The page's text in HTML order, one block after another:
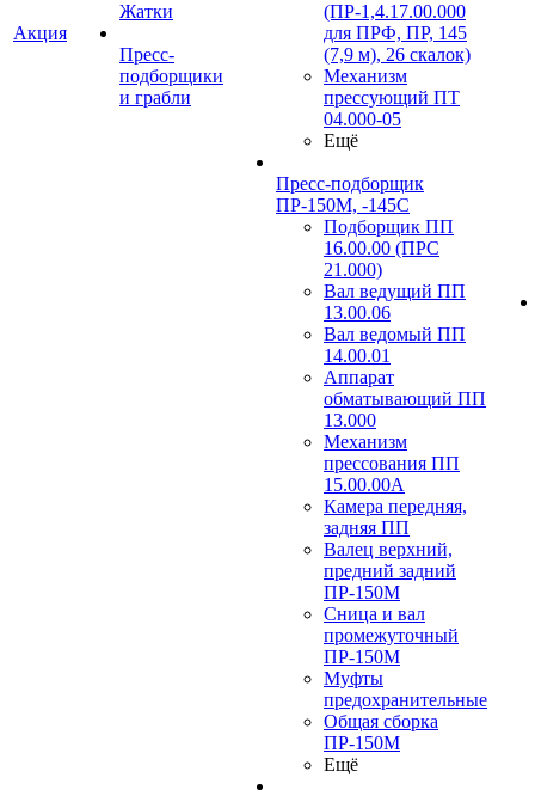
Акция
Жатки
Пресс-
подборщики
и грабли
(ПР-1,4.17.00.000
для ПРФ, ПР, 145
(7,9 м), 26 скалок)
Механизм
прессующий ПТ
04.000-05
Ещё
Пресс-подборщик
ПР-150М, -145С
Подборщик ПП
16.00.00 (ПРС
21.000)
Вал ведущий ПП
13.00.06
Вал ведомый ПП
14.00.01
Аппарат
обматывающий ПП
13.000
Механизм
прессования ПП
15.00.00А
Камера передняя,
задняя ПП
Валец верхний,
предний задний
ПР-150М
Сница и вал
промежуточный
ПР-150М
Муфты
предохранительные
Общая сборка
ПР-150М
Ещё